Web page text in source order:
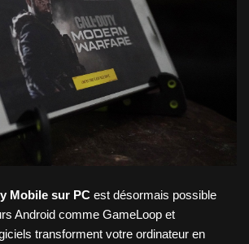
Mobile sur PC est désormais possible
Android comme GameLoop et
transforment votre ordinateur en